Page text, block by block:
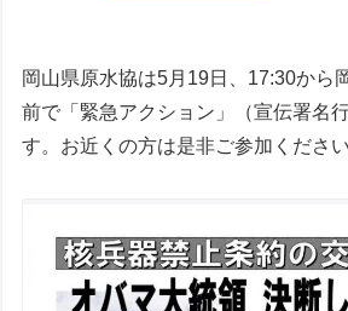
岡山県原水協は5月19日、17:30から
前で「緊急アクション」（宣伝署名
す。お近くの方は是非ご参加ください